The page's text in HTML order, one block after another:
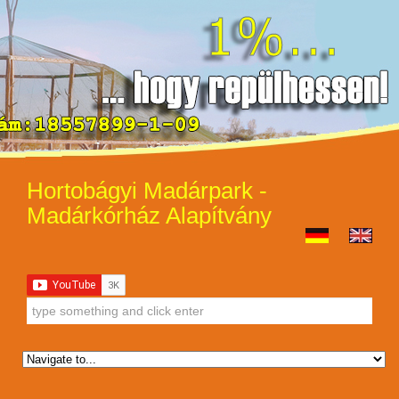
Hortobágyi Madárpark -
Madárkórház Alapítvány